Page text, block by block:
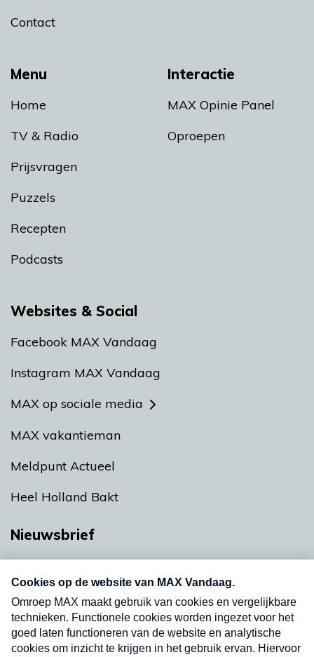
Menu
Home
TV & Radio
Prijsvragen
Puzzels
Recepten
Podcasts
Interactie
MAX Opinie Panel
Oproepen
Contact
Websites & Social
Facebook MAX Vandaag
Instagram MAX Vandaag
MAX op sociale media
MAX vakantieman
Meldpunt Actueel
Heel Holland Bakt
Nieuwsbrief
nieuwsbrief. Elke vrijdag- en dinsdagochtend in
uw mailbox.
Verzend